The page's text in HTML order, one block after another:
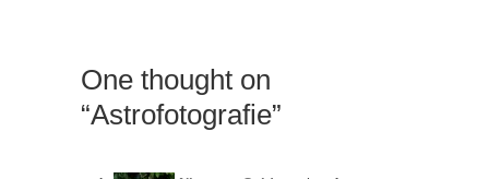
One thought on
“Astrofotografie”